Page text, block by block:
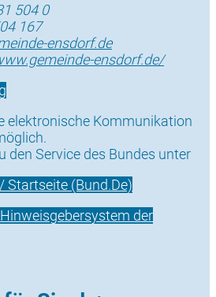
504 0
167
ensdorf.de
ensdorf.de/
elektronische Kommunikation
den Service des Bundes unter
(Bund.De)
der